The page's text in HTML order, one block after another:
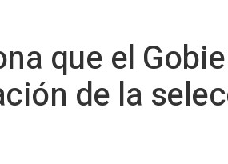
que el
de la